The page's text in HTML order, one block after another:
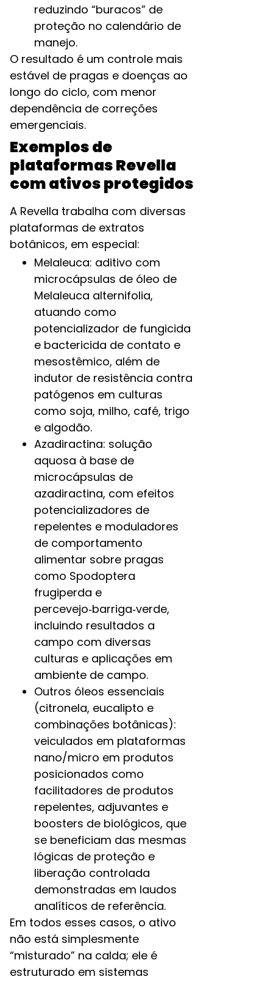
reduzindo “buracos” de
proteção no calendário de
manejo.​
O resultado é um controle mais
estável de pragas e doenças ao
longo do ciclo, com menor
dependência de correções
emergenciais.
Exemplos de
plataformas Revella
com ativos protegidos
A Revella trabalha com diversas
plataformas de extratos
botânicos, em especial:
Melaleuca: aditivo com
microcápsulas de óleo de
Melaleuca alternifolia,
atuando como
potencializador de fungicida
e bactericida de contato e
mesostêmico, além de
indutor de resistência contra
patógenos em culturas
como soja, milho, café, trigo
e algodão.​
Azadiractina: solução
aquosa à base de
microcápsulas de
azadiractina, com efeitos
potencializadores de
repelentes e moduladores
de comportamento
alimentar sobre pragas
como Spodoptera
frugiperda e
percevejo‑barriga‑verde,
incluindo resultados a
campo com diversas
culturas e aplicações em
ambiente de campo.​
Outros óleos essenciais
(citronela, eucalipto e
combinações botânicas):
veiculados em plataformas
nano/micro em produtos
posicionados como
facilitadores de produtos
repelentes, adjuvantes e
boosters de biológicos, que
se beneficiam das mesmas
lógicas de proteção e
liberação controlada
demonstradas em laudos
analíticos de referência.​
Em todos esses casos, o ativo
não está simplesmente
“misturado” na calda; ele é
estruturado em sistemas